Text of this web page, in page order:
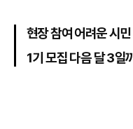
현장 참여 어려운 시
1기 모집 다음 달 3